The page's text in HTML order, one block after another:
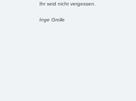
Ihr seid nicht vergessen.
Inge Grolle